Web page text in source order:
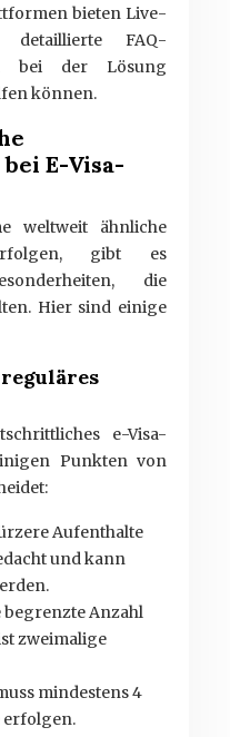
bieten Live-
detaillierte FAQ-
bei der Lösung
können.
E-Visa-
weltweit ähnliche
gibt es
die
Hier sind einige
e-Visa-
Punkten von
Aufenthalte
und kann
begrenzte Anzahl
zweimalige
mindestens 4
erfolgen.